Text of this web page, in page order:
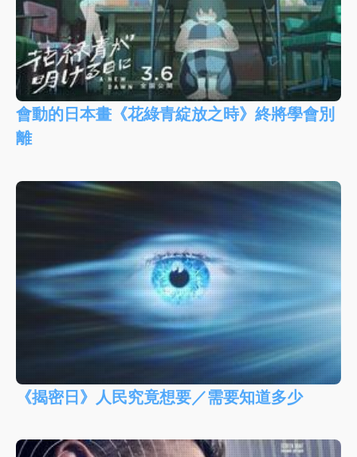
會動的日本畫《花綠青綻放之時》終將學會別
離
《揭密日》人民究竟想要／需要知道多少